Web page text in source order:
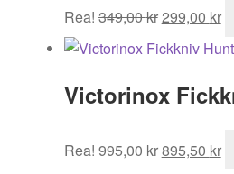
Rea! 349,00kr
ursprungliga
priset
349,00 kr.
299,00 kr
Victorinox
Rea! 995,00kr
ursprungliga
895,50 kr